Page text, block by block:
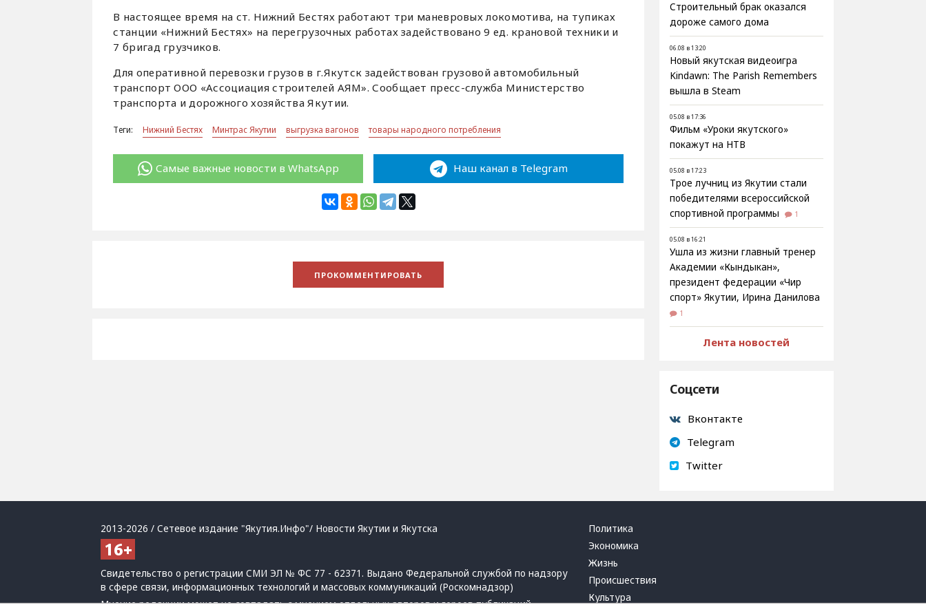
В настоящее время на ст. Нижний Бестях работают три маневровых локомотива, на тупиках
станции «Нижний Бестях» на перегрузочных работах задействовано 9 ед. крановой техники и
7 бригад грузчиков.
Для оперативной перевозки грузов в г.Якутск задействован грузовой автомобильный
транспорт ООО «Ассоциация строителей АЯМ». Сообщает пресс-служба Министерство
транспорта и дорожного хозяйства Якутии.
Теги: Нижний Бестях Минтрас Якутии выгрузка вагонов товары народного потребления
Самые важные новости в WhatsApp Наш канал в Telegram
Строительный брак оказался
дороже самого дома
06.08 в 13:20
Новый якутская видеоигра
Kindawn: The Parish Remembers
вышла в Steam
05.08 в 17:36
Фильм «Уроки якутского»
покажут на НТВ
05.08 в 17:23
Трое лучниц из Якутии стали
победителями всероссийской
спортивной программы
1
05.08 в 16:21
Ушла из жизни главный тренер
Академии «Кындыкан»,
президент федерации «Чир
спорт» Якутии, Ирина Данилова
1
Лента новостей
Соцсети
Вконтакте
Telegram
Twitter
2013-2026 / Сетевое издание "Якутия.Инфо"/ Новости Якутии и Якутска
Свидетельство о регистрации СМИ ЭЛ № ФС 77 - 62371. Выдано Федеральной службой по надзору
в сфере связи, информационных технологий и массовых коммуникаций (Роскомнадзор)
Мнение редакции может не совпадать с мнением отдельных авторов и героев публикаций.
Политика
Экономика
Жизнь
Происшествия
Культура